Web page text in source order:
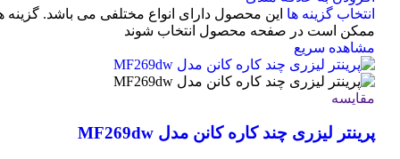
انتخاب گزینه ها این محصول دارای انواع مختلفی می باشد. گزینه
ممکن است در صفحه محصول انتخاب شوند
مشاهده سریع
مقایسه
پرینتر لیزری چند کاره کانن مدل MF269dw